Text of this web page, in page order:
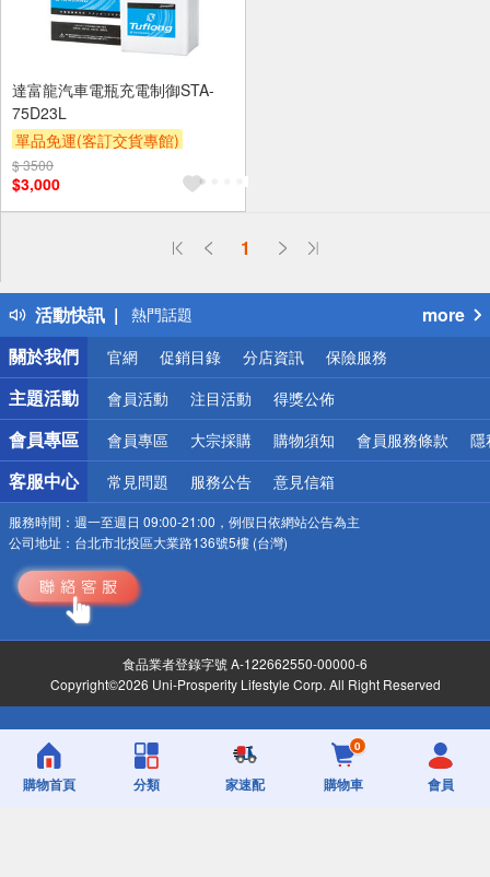
達富龍汽車電瓶充電制御STA-
75D23L
單品免運(客訂交貨專館)
$ 3500
$3,000
1
活動快訊
偏遠地區配送
得獎公告
熱門話題
銀行優惠
偏遠地區配送
詐騙網頁！請小心！
more
關於我們
官網 促銷目錄 分店資訊 保險服務
主題活動 會員活動 注目活動 得獎公佈
會員專區 會員專區 大宗採購 購物須知 會員服務條款 隱
客服中心 常見問題 服務公告 意見信箱
服務時間： 週一至週日 09:00-21:00，例假日依網站公告為主
公司地址： 台北市北投區大業路136號5樓 (台灣)
食品業者登錄字號 A-122662550-00000-6
Copyright©2026 Uni-Prosperity Lifestyle Corp. All Right Reserved
購物首頁 分類 家速配
0
購物車 會員